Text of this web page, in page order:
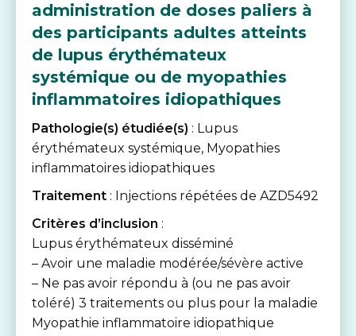
administration de doses paliers à
des participants adultes atteints
de lupus érythémateux
systémique ou de myopathies
inflammatoires idiopathiques
Pathologie(s) étudiée(s) : Lupus
érythémateux systémique, Myopathies
inflammatoires idiopathiques
Traitement : Injections répétées de AZD5492
Critères d’inclusion :
Lupus érythémateux disséminé
– Avoir une maladie modérée/sévère active
– Ne pas avoir répondu à (ou ne pas avoir
toléré) 3 traitements ou plus pour la maladie
Myopathie inflammatoire idiopathique